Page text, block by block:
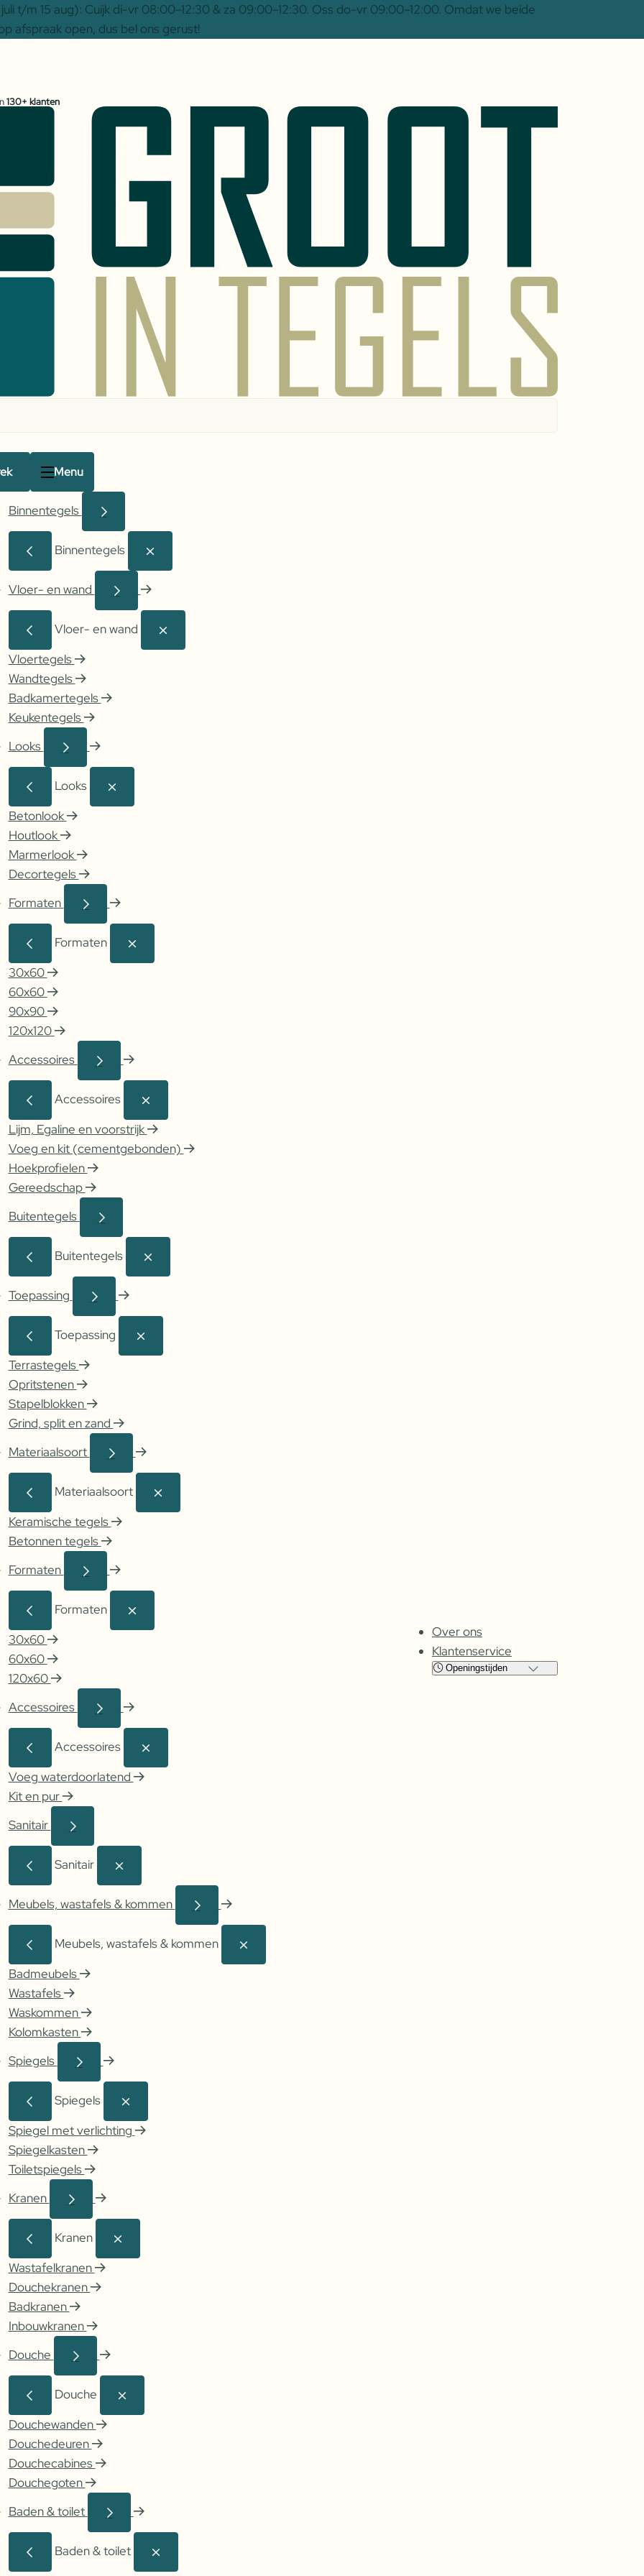
t/m 15 aug): Cuijk di-vr 08:00–12:30 & za 09:00–12:30. Oss do-vr 09:00–12:00. Omdat we beide
afspraak open, dus bel ons gerust!
130+ klanten
Menu
Binnentegels
Binnentegels
Vloer- en wand
Vloer- en wand
Vloertegels
Wandtegels
Badkamertegels
Keukentegels
Looks
Looks
Betonlook
Houtlook
Marmerlook
Decortegels
Formaten
Formaten
30x60
60x60
90x90
120x120
Accessoires
Accessoires
Lijm, Egaline en voorstrijk
Voeg en kit (cementgebonden)
Hoekprofielen
Gereedschap
Buitentegels
Buitentegels
Toepassing
Toepassing
Terrastegels
Opritstenen
Stapelblokken
Grind, split en zand
Materiaalsoort
Materiaalsoort
Keramische tegels
Betonnen tegels
Formaten
Formaten
30x60
60x60
120x60
Accessoires
Accessoires
Voeg waterdoorlatend
Kit en pur
Sanitair
Sanitair
Meubels, wastafels & kommen
Meubels, wastafels & kommen
Badmeubels
Wastafels
Waskommen
Kolomkasten
Spiegels
Spiegels
Spiegel met verlichting
Spiegelkasten
Toiletspiegels
Kranen
Kranen
Wastafelkranen
Douchekranen
Badkranen
Inbouwkranen
Douche
Douche
Douchewanden
Douchedeuren
Douchecabines
Douchegoten
Baden & toilet
Baden & toilet
Over ons
Klantenservice
Openingstijden